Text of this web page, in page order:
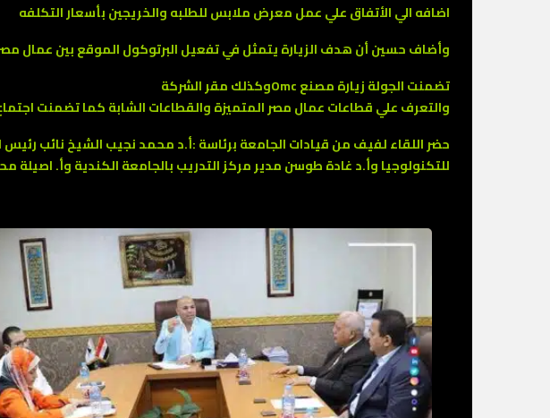
اضافه الي الأتفاق علي عمل معرض ملابس للطلبه والخريجين بأسعار التكلفه
وأضاف حسين أن هدف الزيارة يتمثل في تفعيل البرتوكول الموقع بين عمال
تضمنت الجولة زيارة مصنع Omcوكذلك مقر الشركة
والتعرف علي قطاعات عمال مصر المتميزة والقطاعات الشابة كما تضمنت
حضر اللقاء لفيف من قيادات الجامعة برئاسة :أ.د محمد نجيب الشيخ نائب
للتكنولوجيا وأ.د غادة طوسن مدير مركز التدريب بالجامعة الكندية وأ.